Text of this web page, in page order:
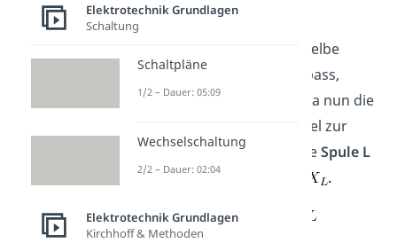
Dieser Filter hat zwar die selbe
Wirkung wie der RC Hochpass,
verhält sich aber anders, da nun die
Ausgangsspannung parallel zur
Spule abgegriffen wird. DieSpule L
hat denBlindwiderstand .
Elektrotechnik Grundlagen
Schaltung
Schaltpläne
1/2 – Dauer: 05:09
Wechselschaltung
2/2 – Dauer: 02:04
Elektrotechnik Grundlagen
Kirchhoff & Methoden